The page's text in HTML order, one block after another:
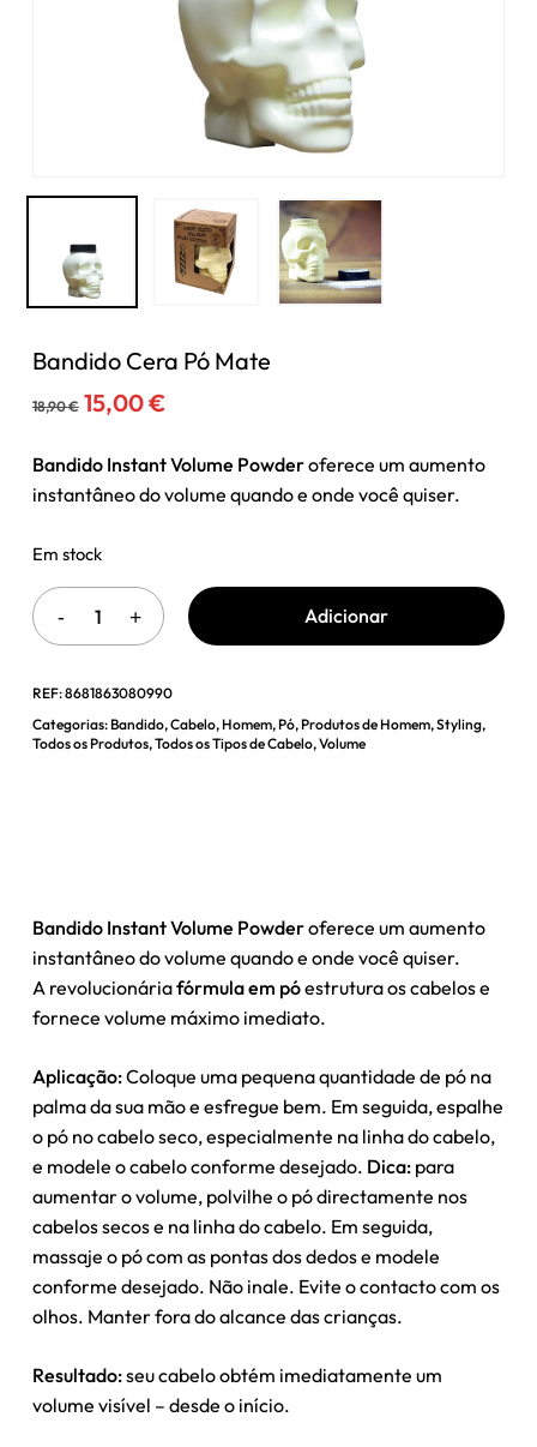
Go To Shop
Bandido Cera Pó Mate
18,90€ O
original
era:
15,00€O
atual
é:
Bandido Instant Volume Powderoferece um aumento
instantâneo do volume quando e onde você quiser.
Em stock
Adicionar
REF:8681863080990
Categorias:Bandido,Cabelo,Homem,Pó,Produtos de Homem,Styling,
Todos os Produtos,Todos os Tipos de Cabelo,Volume
Bandido Instant Volume Powderoferece um aumento
instantâneo do volume quando e onde você quiser.
A revolucionáriafórmula em póestrutura os cabelos e
fornece volume máximo imediato.
Aplicação:Coloque uma pequena quantidade de pó na
palma da sua mão e esfregue bem. Em seguida, espalhe
o pó no cabelo seco, especialmente na linha do cabelo,
e modele o cabelo conforme desejado. Dica:para
aumentar o volume, polvilhe o pó directamente nos
cabelos secos e na linha do cabelo. Em seguida,
massaje o pó com as pontas dos dedos e modele
conforme desejado. Não inale. Evite o contacto com os
olhos. Manter fora do alcance das crianças.
Resultado:seu cabelo obtém imediatamente um
volume visível – desde o início.